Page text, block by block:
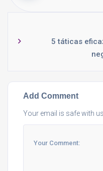
5 táticas
Add Comment
Your email is safe with us.